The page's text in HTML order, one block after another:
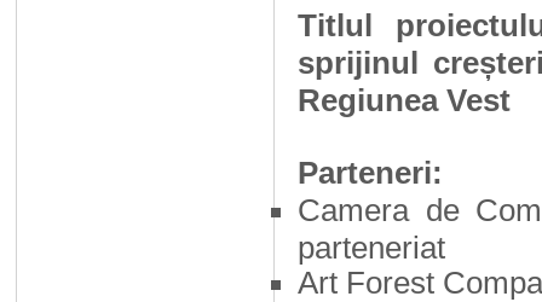
Titlul
sprijinul
Regiunea Vest
Parteneri:
Camera de
parteneriat
Art Forest